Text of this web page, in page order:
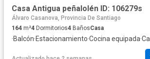
Casa Antigua peñalolén ID: 106279s
Álvaro Casanova, Provincia De Santiago
164 m²4 Dormitorios4 BañosCasa
·Balcón·Estacionamiento·Cocina equipada·